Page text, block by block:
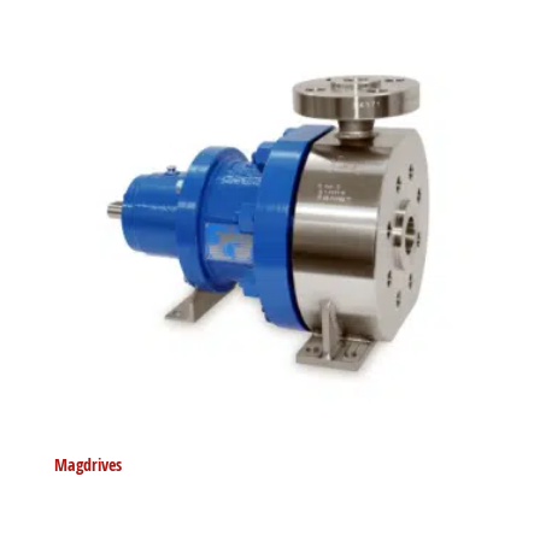
Magdrives